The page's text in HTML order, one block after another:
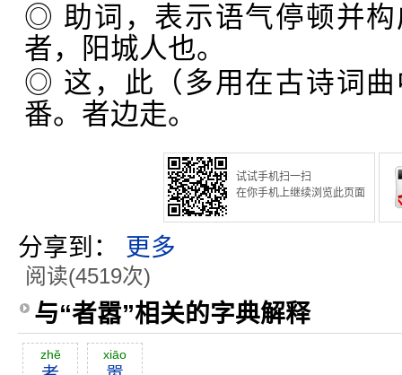
◎ 助词，表示语气停顿并
者，阳城人也。
◎ 这，此（多用在古诗词
番。者边走。
试试手机扫一扫
在你手机上继续浏览此页面
分享到： 更多
阅读(4519次)
与“者嚣”相关的字典解释
zhĕ xiāo